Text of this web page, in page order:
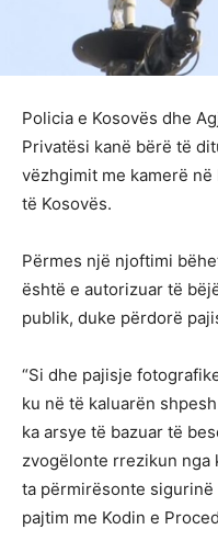
Policia e Kosovës dhe
Privatësi kanë bërë të
vëzhgimit me kamerë
të Kosovës.
Përmes një njoftimi
është e autorizuar të
publik, duke përdorë
“Si dhe pajisje
ku në të kaluarën
ka arsye të bazuar të
zvogëlonte rrezikun nga
ta përmirësonte
pajtim me Kodin e